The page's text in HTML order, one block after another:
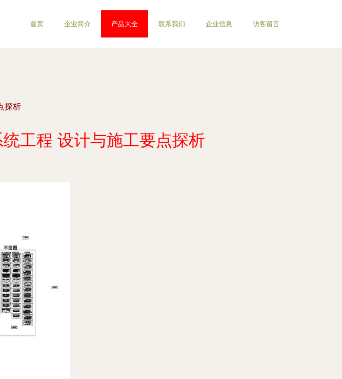
首页 企业简介 产品大全 联系我们 企业信息 访客留言
探析
工程 设计与施工要点探析